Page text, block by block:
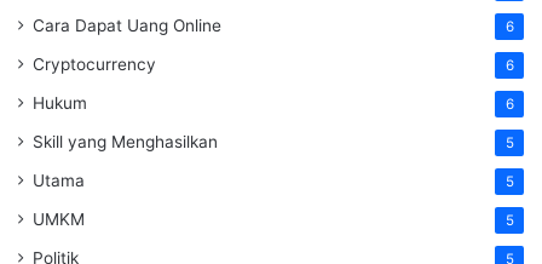
Cara Dapat Uang Online 6
Cryptocurrency 6
Hukum 6
Skill yang Menghasilkan 5
Utama 5
UMKM 5
Politik 5